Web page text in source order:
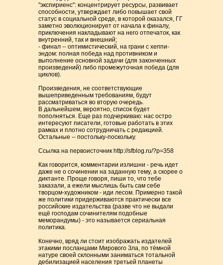
"экспириенс": концентрирует ресурсы, развивает
способности, утверждает либо повышает свой
статус в социальной среде, в которой оказался, ГГ
заметно эволюционирует от начала к финалу,
приключения накладывают на него отпечаток, как
внутренний, так и внешний;
- финал -- оптимистический, на грани с хеппи-
эндом: полная победа над противником и
выполнение основной задачи (для законченных
произведений) либо промежуточная победа (для
циклов).
Произведения, не соответствующие
вышеприведенным требованиям, будут
рассматриваться во вторую очередь.
В дальнейшем, вероятно, список будет
пополняться. Еще раз подчеркиваю: нас остро
интересуют писатели, готовые работать в этих
рамках и плотно сотрудничать с редакцией.
Остальные -- постольку-поскольку.
Ссылка на первоисточник http://sfblog.ru/?p=358
Как говорится, комментарии излишни - речь идет
даже не о сочинении на заданную тему, а скорее о
диктанте. Проще говоря, пиши то, что тебе
заказали, а ежели мыслишь быть сам себе
творцом-художником - иди лесом. Примерно такой
же политики придерживаются практически все
российские издательства (разве что не выдали
ещё господам сочинителям подобные
меморандумы) - это называется сериальная
политика.
Конечно, вряд ли стоит изображать издателей
этакими посланцами Мирового Зла, по тёмной
натуре своей склонными заниматься тотальной
дебилизацией населения третьей планеты